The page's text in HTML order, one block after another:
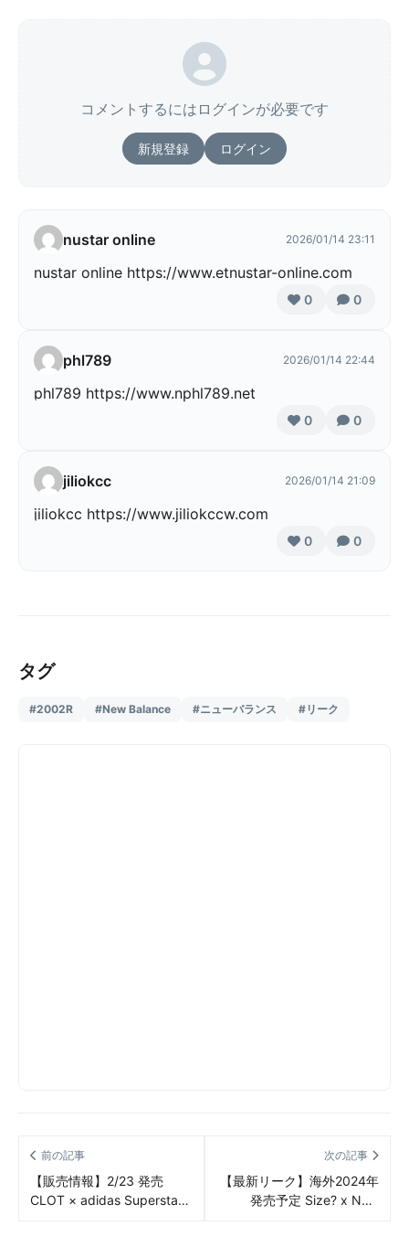
コメントするにはログインが必要です
新規登録 ログイン
nustar online 2026/01/14 23:11
nustar online https://www.etnustar-online.com
0 0
phl789 2026/01/14 22:44
phl789 https://www.nphl789.net
0 0
jiliokcc 2026/01/14 21:09
jiliokcc https://www.jiliokccw.com
0 0
タグ
#2002R #New Balance #ニューバランス #リーク
前の記事
【販売情報】2/23 発売
CLOT × adidas Superstar
次の記事
【最新リーク】海外2024年
発売予定 Size? x New